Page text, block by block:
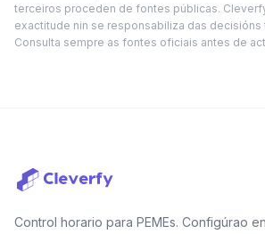
terceiros proceden de fontes públicas.
exactitude nin se responsabiliza das decisións
Consulta sempre as fontes oficiais antes de
Control horario para PEMEs. Configúrao